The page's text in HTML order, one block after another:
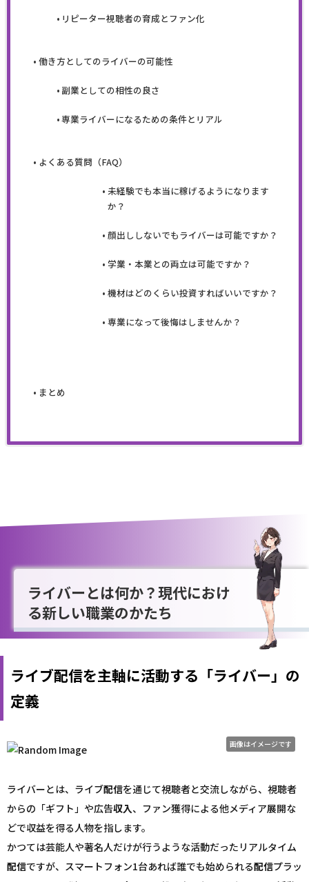
リピーター視聴者の育成とファン化
働き方としてのライバーの可能性
副業としての相性の良さ
専業ライバーになるための条件とリアル
よくある質問（FAQ）
未経験でも本当に稼げるようになります
か？
顔出ししないでもライバーは可能ですか？
学業・本業との両立は可能ですか？
機材はどのくらい投資すればいいですか？
専業になって後悔はしませんか？
まとめ
ライバーとは何か？現代におけ
る新しい職業のかたち
ライブ配信を主軸に活動する「ライバー」の
定義
画像はイメージです
ライバーとは、ライブ配信を通じて視聴者と交流しながら、視聴者
からの「ギフト」や広告収入、ファン獲得による他メディア展開な
どで収益を得る人物を指します。
かつては芸能人や著名人だけが行うような活動だったリアルタイム
配信ですが、スマートフォン1台あれば誰でも始められる配信プラッ